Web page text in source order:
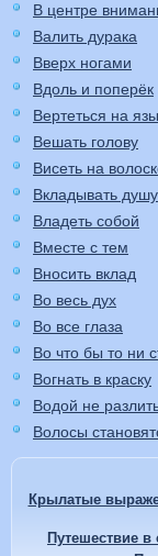
В центре
Валить дурака
Вверх ногами
Вдоль и поперёк
Вертеться на
Вешать голову
Висеть на
Вкладывать душу
Владеть собой
Вместе с тем
Вносить вклад
Во весь дух
Во все глаза
Во что бы то ни
Вогнать в краску
Водой не
Волосы
Крылатые
Путешествие в